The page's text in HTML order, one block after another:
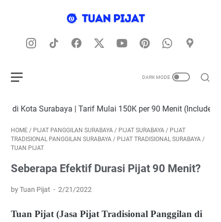
| Tarif Mulai 150K per 90 Menit (Include Transport) |
HOME / PIJAT PANGGILAN SURABAYA / PIJAT SURABAYA / PIJAT
TRADISIONAL PANGGILAN SURABAYA / PIJAT TRADISIONAL SURABAYA /
TUAN PIJAT
Seberapa Efektif Durasi Pijat 90 Menit?
by Tuan Pijat 2/21/2022
Tuan Pijat (Jasa Pijat Tradisional Panggilan di